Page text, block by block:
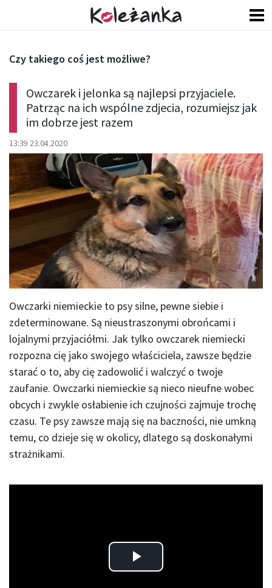
Owczarek i jelonka są najlepsi przyjaciele.
Patrząc na ich wspólne zdjecia, rozumiejsz jak
im dobrze jest razem
13:39 23.04.2020
Czy takiego coś jest możliwe?
Owczarki niemieckie to psy silne, pewne siebie i
zdeterminowane. Są nieustraszonymi obrońcami i
lojalnymi przyjaciółmi. Jak tylko owczarek niemiecki
rozpozna cię jako swojego właściciela, zawsze będzie
starać o to, aby cię zadowolić i walczyć o twoje
zaufanie. Owczarki niemieckie są nieco nieufne wobec
obcych i zwykle osłabienie ich czujności zajmuje trochę
czasu. Te psy zawsze mają się na baczności, nie umkną
temu, co dzieje się w okolicy, dlatego są doskonałymi
strażnikami.
Play